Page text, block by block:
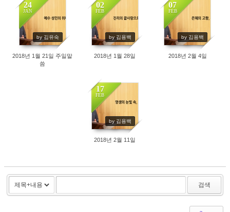
24
JAN
by 김유숙
2018년 1월 21일 주일말
씀
02
FEB
by 김용백
2018년 1월 28일
07
FEB
by 김용백
2018년 2월 4일
17
FEB
by 김용백
2018년 2월 11일
검색